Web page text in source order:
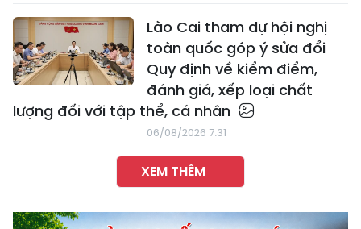
Lào Cai tham dự hội nghị
toàn quốc góp ý sửa đổi
Quy định về kiểm điểm,
đánh giá, xếp loại chất
lượng đối với tập thể, cá nhân
06/08/2026 7:31
XEM THÊM